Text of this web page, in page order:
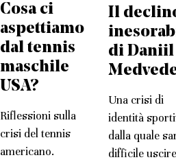
Cosa ci
aspettiamo
dal tennis
maschile
USA?
Riflessioni sulla
crisi del tennis
americano.
Il
di Daniil
Una crisi di
identità
dalla quale
difficile